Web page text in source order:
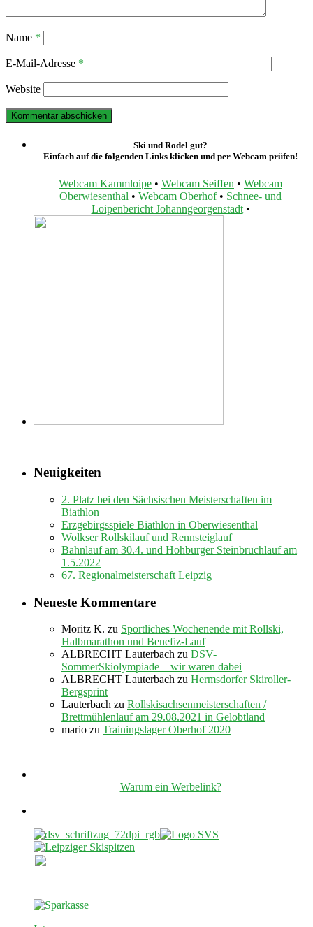
Name *
E-Mail-Adresse *
Website
Ski und Rodel gut?
Einfach auf die folgenden Links klicken und per Webcam prüfen!
Webcam Kammloipe • Webcam Seiffen • Webcam
Oberwiesenthal • Webcam Oberhof• Schnee- und
Loipenbericht Johanngeorgenstadt•
Neuigkeiten
2. Platz bei den Sächsischen Meisterschaften im
Biathlon
Erzgebirgsspiele Biathlon in Oberwiesenthal
Wolkser Rollskilauf und Rennsteiglauf
Bahnlauf am 30.4. und Hohburger Steinbruchlauf am
1.5.2022
67. Regionalmeisterschaft Leipzig
Neueste Kommentare
Moritz K. zu Sportliches Wochenende mit Rollski,
Halbmarathon und Benefiz-Lauf
ALBRECHT Lauterbach zu DSV-
SommerSkiolympiade – wir waren dabei
ALBRECHT Lauterbach zu Hermsdorfer Skiroller-
Bergsprint
Lauterbach zu Rollskisachsenmeisterschaften /
Brettmühlenlauf am 29.08.2021 in Gelobtland
mario zu Trainingslager Oberhof 2020
Warum ein Werbelink?